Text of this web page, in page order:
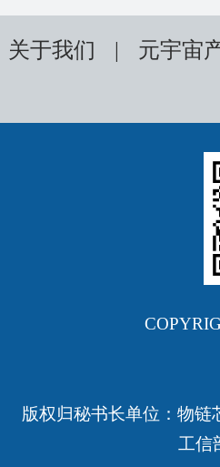
关于我们 | 元宇宙
版权归秘书长单位：物链
工信